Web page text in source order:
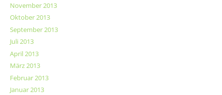
November 2013
Oktober 2013
September 2013
Juli 2013
April 2013
März 2013
Februar 2013
Januar 2013